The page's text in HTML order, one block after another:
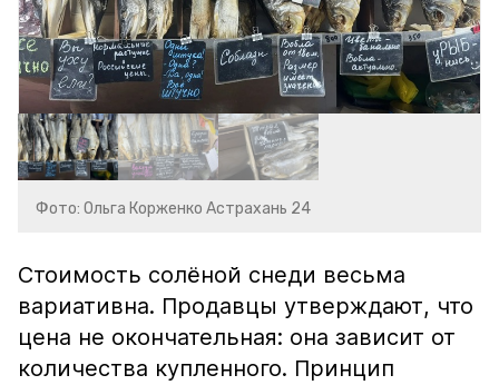
Фото: Ольга Корженко Астрахань 24
Стоимость солёной снеди весьма
вариативна. Продавцы утверждают, что
цена не окончательная: она зависит от
количества купленного. Принцип